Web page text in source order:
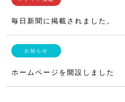
毎日新聞に掲載されました。
ホームページを開設しました